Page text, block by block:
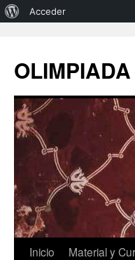
Acerca
Acceder
contenido
Inicio Material y